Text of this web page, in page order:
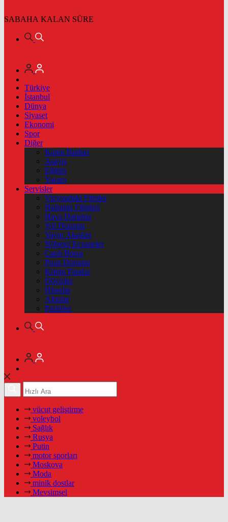
SABAHA KALAN SÜRE
Türkiye
İstanbul
Dünya
Siyaset
Ekonomi
Spor
Diğer
Kamu İlanları
Asayiş
Eğitim
Yaşam
Servisler
Vizyondaki Filmler
Haftanin Filmleri
Hava Durumu
Yol Durumu
Yayın Akışları
Nöbetçi Eczaneler
Canlı Borsa
Puan Durumu
Kripto Paralar
Dövizler
Hisseler
Altınlar
Pariteler
vücut geliştirme
voleybol
Sağlık
Rusya
Putin
motor sporları
Moskova
Moda
minik dostlar
Mevsimsel